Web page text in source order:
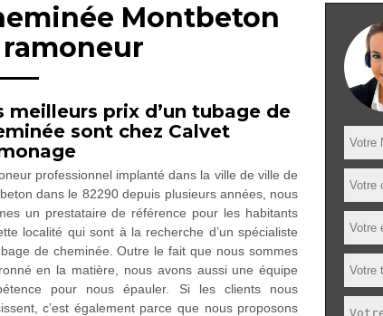
Montbeton
meilleurs prix d’un tubage de
sont chez Calvet
professionnel implanté dans la ville de ville de
dans le 82290 depuis plusieurs années, nous
un prestataire de référence pour les habitants
localité qui sont à la recherche d’un spécialiste
de cheminée. Outre le fait que nous sommes
en la matière, nous avons aussi une équipe
pour nous épauler. Si les clients nous
c’est également parce que nous proposons